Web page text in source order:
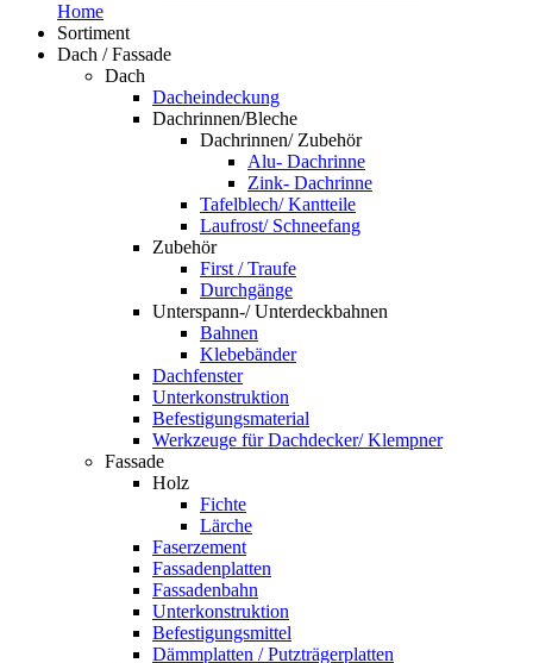
Home
Sortiment
Dach / Fassade
Dach
Dacheindeckung
Dachrinnen/Bleche
Dachrinnen/ Zubehör
Alu- Dachrinne
Zink- Dachrinne
Tafelblech/ Kantteile
Laufrost/ Schneefang
Zubehör
First / Traufe
Durchgänge
Unterspann-/ Unterdeckbahnen
Bahnen
Klebebänder
Dachfenster
Unterkonstruktion
Befestigungsmaterial
Werkzeuge für Dachdecker/ Klempner
Fassade
Holz
Fichte
Lärche
Faserzement
Fassadenplatten
Fassadenbahn
Unterkonstruktion
Befestigungsmittel
Dämmplatten / Putzträgerplatten